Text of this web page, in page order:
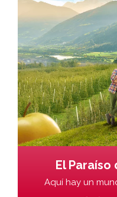
El Paraíso
Aquí hay un